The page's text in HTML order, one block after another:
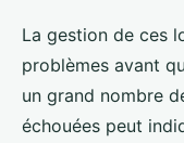
La gestion de ces
problèmes avant
un grand nombre
échouées peut